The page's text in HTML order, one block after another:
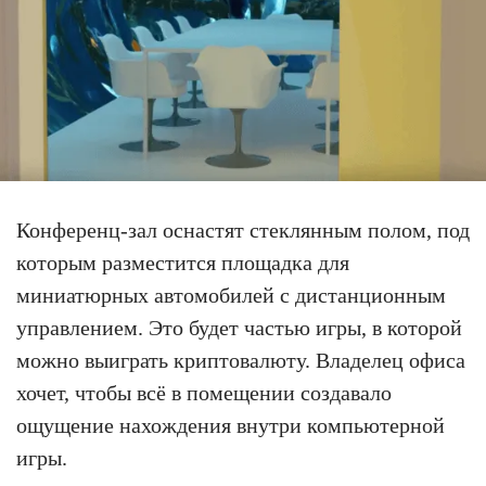
Конференц-зал оснастят стеклянным полом, под
которым разместится площадка для
миниатюрных автомобилей с дистанционным
управлением. Это будет частью игры, в которой
можно выиграть криптовалюту. Владелец офиса
хочет, чтобы всё в помещении создавало
ощущение нахождения внутри компьютерной
игры.